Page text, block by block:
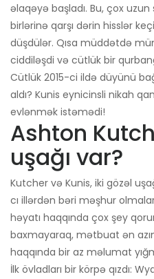
əlaqəyə başladı. Bu, çox
birlərinə qarşı dərin hisslər
düşdülər. Qısa müddətdə
ciddiləşdi və cütlük bir
Cütlük 2015-ci ildə düyünü
aldı? Kunis eynicinsli nikah
evlənmək istəmədi!
Ashton
uşağı var?
Kutcher və Kunis, iki gözəl
cı illərdən bəri məşhur
həyatı haqqında çox şey
baxmayaraq, mətbuat ən
haqqında bir az məlumat
İlk övladları bir körpə qızdı: